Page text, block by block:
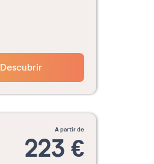
Descubrir
a partir de
223 €